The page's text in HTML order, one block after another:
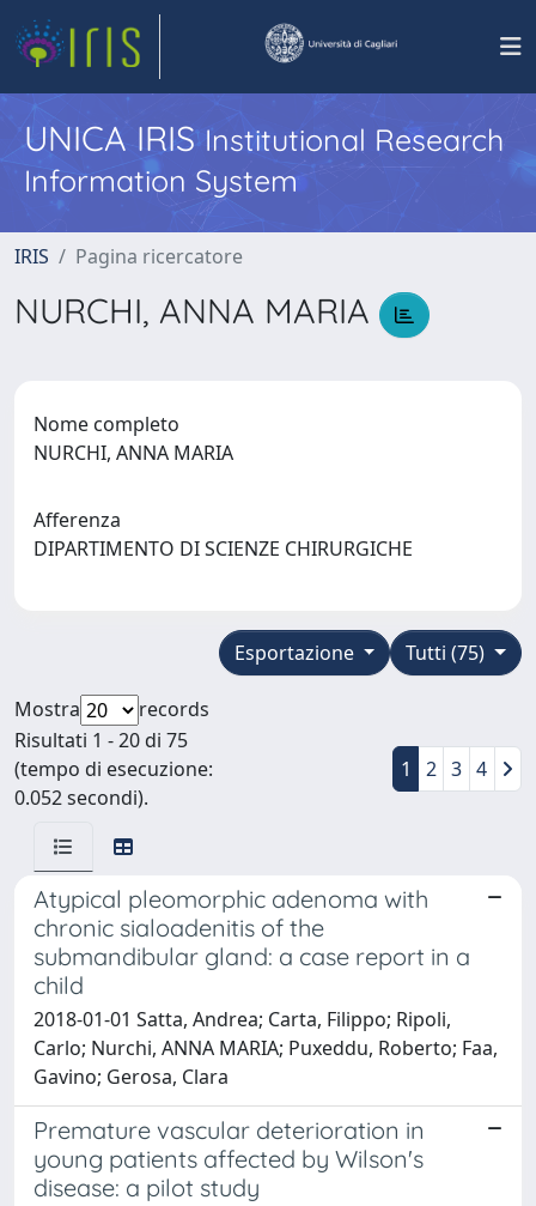
UNICA IRISInstitutional Research
Information System
IRIS Pagina ricercatore
NURCHI, ANNA MARIA
Nome completo
NURCHI, ANNA MARIA
Afferenza
DIPARTIMENTO DI SCIENZE CHIRURGICHE
Tutti (75)
Esportazione
Mostra
records
Risultati 1 - 20 di 75
(tempo di esecuzione:
0.052 secondi).
1 2 3 4
Atypical pleomorphic adenoma with
chronic sialoadenitis of the
submandibular gland: a case report in a
child
2018-01-01 Satta, Andrea; Carta, Filippo; Ripoli,
Carlo; Nurchi, ANNA MARIA; Puxeddu, Roberto; Faa,
Gavino; Gerosa, Clara
Premature vascular deterioration in
young patients affected by Wilson's
disease: a pilot study